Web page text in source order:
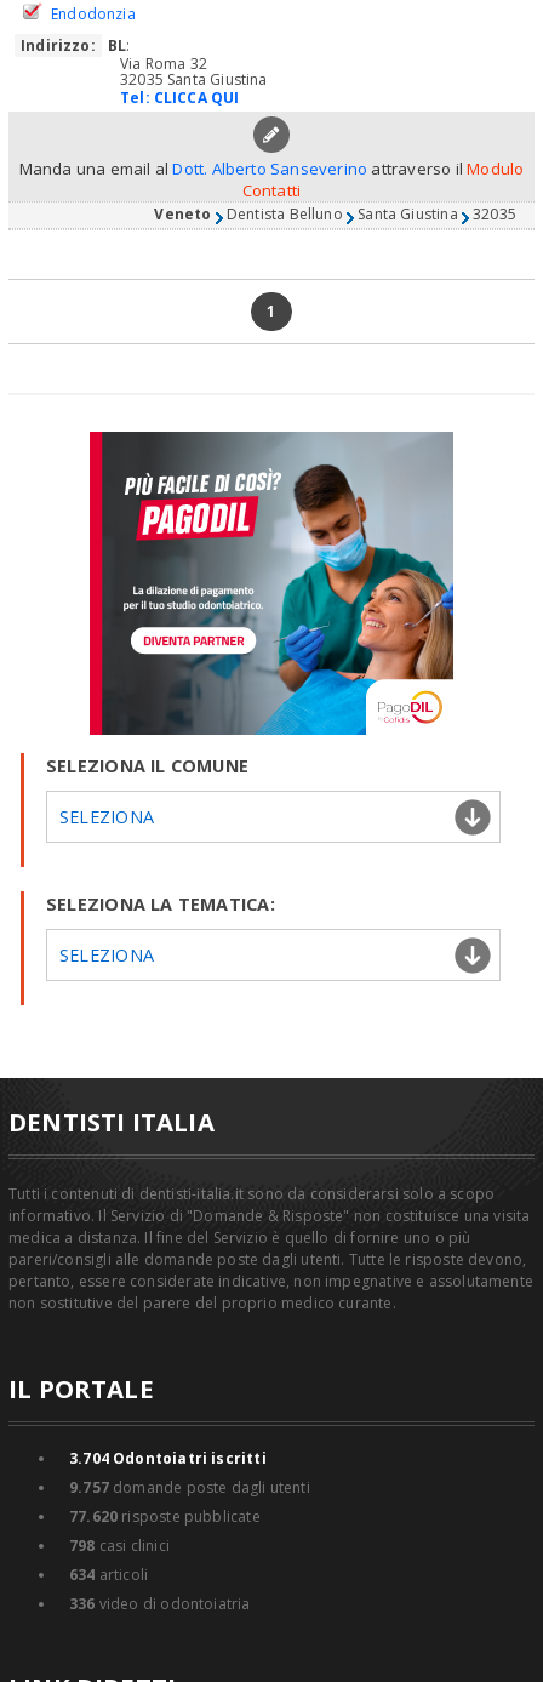
Endodonzia
Indirizzo:
BL:
Via Roma 32
32035 Santa Giustina
Tel: CLICCA QUI
Manda una email alDott. Alberto Sanseverino attraverso ilModulo
Contatti
Veneto Dentista Belluno Santa Giustina 32035
1
SELEZIONA IL COMUNE
SELEZIONA
SELEZIONA LA TEMATICA:
SELEZIONA
DENTISTI ITALIA
Tutti i contenuti di dentisti-italia.it sono da considerarsi solo a scopo
informativo. Il Servizio di "Domande & Risposte" non costituisce una visita
medica a distanza. Il fine del Servizio è quello di fornire uno o più
pareri/consigli alle domande poste dagli utenti. Tutte le risposte devono,
pertanto, essere considerate indicative, non impegnative e assolutamente
non sostitutive del parere del proprio medico curante.
IL PORTALE
3.704Odontoiatri iscritti
9.757domande poste dagli utenti
77.620 risposte pubblicate
798 casi clinici
634 articoli
336 video di odontoiatria